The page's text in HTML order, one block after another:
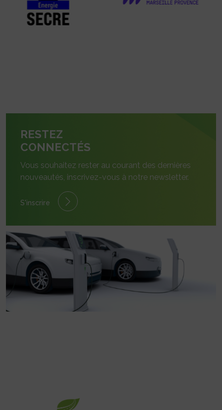
RESTEZ
CONNECTÉS
Vous souhaitez rester au courant des dernières
nouveautés, inscrivez-vous à notre newsletter.
S'inscrire